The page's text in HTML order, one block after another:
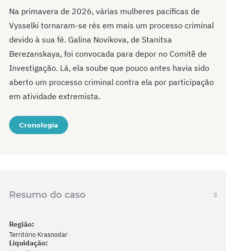
Na primavera de 2026, várias mulheres pacíficas de
Vysselki tornaram-se rés em mais um processo criminal
devido à sua fé. Galina Novikova, de Stanitsa
Berezanskaya, foi convocada para depor no Comitê de
Investigação. Lá, ela soube que pouco antes havia sido
aberto um processo criminal contra ela por participação
em atividade extremista.
Cronologia
Resumo do caso
Região:
Território Krasnodar
Liquidação: